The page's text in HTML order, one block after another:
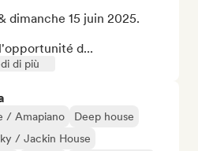
dimanche 15 juin 2025.
d...
di più
/ Amapiano
Deep house
/ Jackin House